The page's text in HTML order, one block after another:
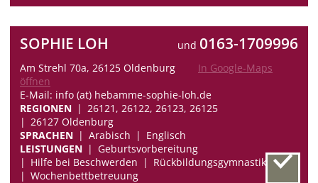
SOPHIE LOH und 0163-1709996
Am Strehl 70a, 26125 Oldenburg
In Google-Maps
öffnen
E-Mail: info (at) hebamme-sophie-loh.de
REGIONEN
26121, 26122, 26123, 26125
26127 Oldenburg
SPRACHEN
Arabisch
Englisch
LEISTUNGEN
Geburtsvorbereitung
Hilfe bei Beschwerden
Rückbildungsgymnastik
Wochenbettbetreuung